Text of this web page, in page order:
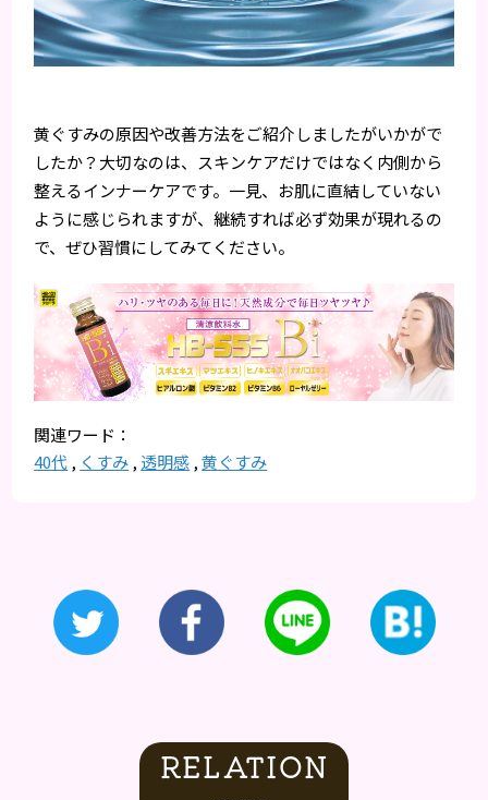
黄ぐすみの原因や改善方法をご紹介しましたがいかがで
したか？大切なのは、スキンケアだけではなく内側から
整えるインナーケアです。一見、お肌に直結していない
ように感じられますが、継続すれば必ず効果が現れるの
で、ぜひ習慣にしてみてください。
40代, くすみ, 透明感,黄ぐすみ
RELATION